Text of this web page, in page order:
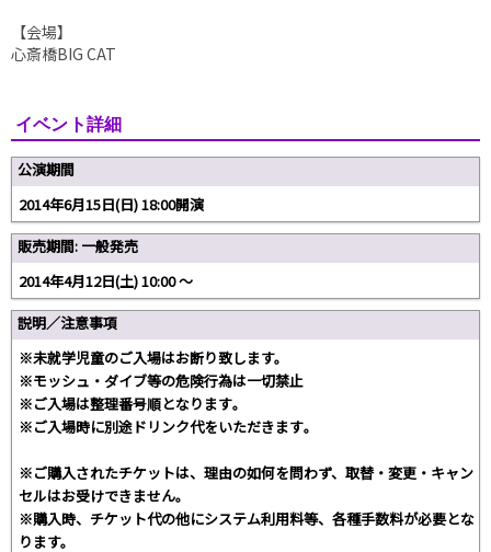
【会場】
心斎橋BIG CAT
イベント詳細
公演期間
2014年6月15日(日) 18:00開演
販売期間: 一般発売
2014年4月12日(土) 10:00 ～
説明／注意事項
※未就学児童のご入場はお断り致します。
※モッシュ・ダイブ等の危険行為は一切禁止
※ご入場は整理番号順となります｡
※ご入場時に別途ドリンク代をいただきます｡
※ご購入されたチケットは、理由の如何を問わず、取替・変更・キャン
セルはお受けできません。
※購入時、チケット代の他にシステム利用料等、各種手数料が必要とな
ります。